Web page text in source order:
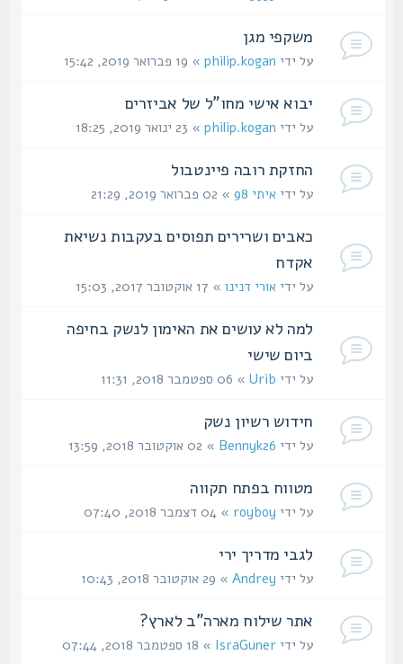
משקפי מגן
על ידיphilip.kogan» 19 פברואר 2019, 15:42
יבוא אישי מחו"ל של אביזרים
על ידיphilip.kogan» 23 ינואר 2019, 18:25
החזקת רובה פיינטבול
על ידיאיתי 98 » 02 פברואר 2019, 21:29
כאבים ושרירים תפוסים בעקבות נשיאת
אקדח
על ידיאורי דנינו » 17 אוקטובר 2017, 15:03
למה לא עושים את האימון לנשק בחיפה
ביום שישי
על ידיUrib » 06 ספטמבר 2018, 11:31
חידוש רשיון נשק
על ידיBennyk26» 02 אוקטובר 2018, 13:59
מטווח בפתח תקווה
על ידיroyboy» 04 דצמבר 2018, 07:40
לגבי מדריך ירי
על ידיAndrey» 29 אוקטובר 2018, 10:43
אתר שילוח מארה"ב לארץ?
על ידיIsraGuner» 18 ספטמבר 2018, 07:44